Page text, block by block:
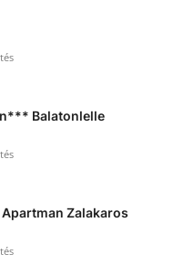
Balatonlelle
Zalakaros